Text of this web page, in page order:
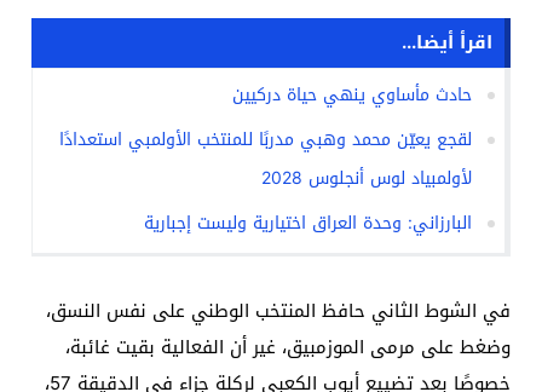
اقرأ أيضا...
حادث مأساوي ينهي حياة دركيين
لقجع يعيّن محمد وهبي مدربًا للمنتخب الأولمبي استعدادًا
لأولمبياد لوس أنجلوس 2028
البارزاني: وحدة العراق اختيارية وليست إجبارية
في الشوط الثاني حافظ المنتخب الوطني على نفس النسق،
وضغط على مرمى الموزمبيق، غير أن الفعالية بقيت غائبة،
خصوصًا بعد تضييع أيوب الكعبي لركلة جزاء في الدقيقة 57،